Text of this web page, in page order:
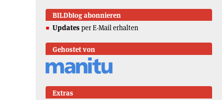
BILDblog abonnieren
Updates per E-Mail erhalten
Gehostet von
Extras